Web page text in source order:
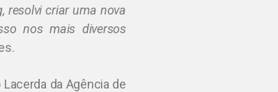
resolvi criar uma nova
nos mais diversos
da Agência de